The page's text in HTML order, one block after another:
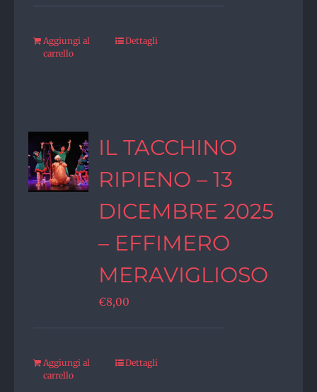
Aggiungi al
carrello
Dettagli
IL TACCHINO
RIPIENO – 13
DICEMBRE 2025
– EFFIMERO
MERAVIGLIOSO
€8,00
Aggiungi al
carrello
Dettagli